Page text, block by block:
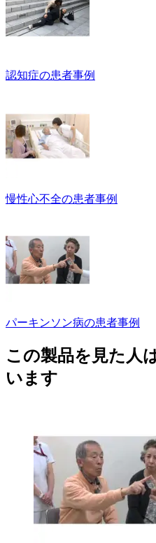
認知症の患者事例
慢性心不全の患者事例
パーキンソン病の患者事例
この製品を見た人
います